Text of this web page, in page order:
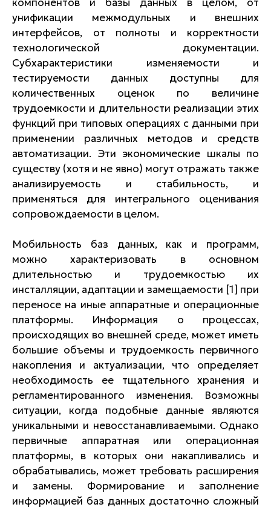
унификации межмодульных и внешних
интерфейсов, от полноты и корректности
технологической документации.
Субхарактеристики изменяемости и
тестируемости данных доступны для
количественных оценок по величине
трудоемкости и длительности реализации этих
функций при типовых операциях с данными при
применении различных методов и средств
автоматизации. Эти экономические шкалы по
существу (хотя и не явно) могут отражать также
анализируемость и стабильность, и
применяться для интегрального оценивания
сопровождаемости в целом.
Мобильность баз данных, как и программ,
можно характеризовать в основном
длительностью и трудоемкостью их
инсталляции, адаптации и замещаемости [1] при
переносе на иные аппаратные и операционные
платформы. Информация о процессах,
происходящих во внешней среде, может иметь
большие объемы и трудоемкость первичного
накопления и актуализации, что определяет
необходимость ее тщательного хранения и
регламентированного изменения. Возможны
ситуации, когда подобные данные являются
уникальными и невосстанавливаемыми. Однако
первичные аппаратная или операционная
платформы, в которых они накапливались и
обрабатывались, может требовать расширения
и замены. Формирование и заполнение
информацией баз данных достаточно сложный